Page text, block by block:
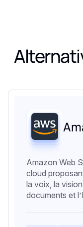
Amazon Web
cloud
la voix, la
documents et